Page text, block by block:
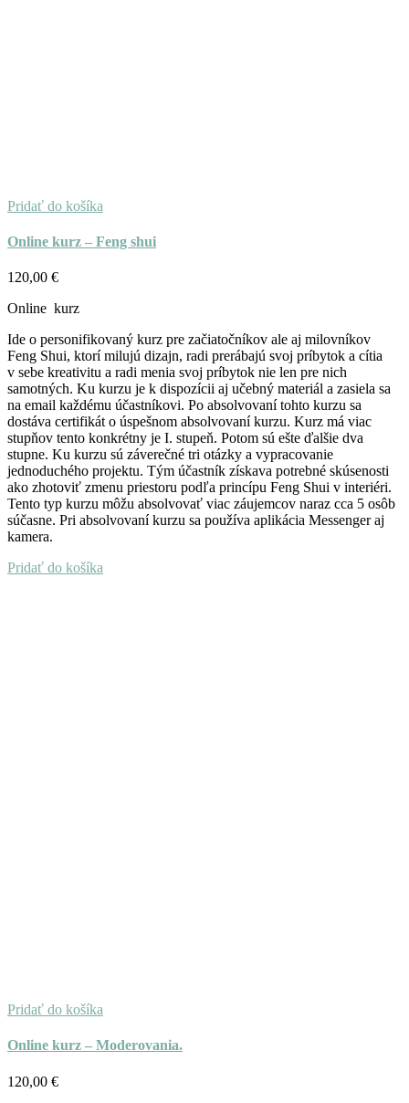
Pridať do košíka
Online kurz – Feng shui
120,00 €
Online kurz
Ide o personifikovaný kurz pre začiatočníkov ale aj milovníkov
Feng Shui, ktorí milujú dizajn, radi prerábajú svoj príbytok a cítia
v sebe kreativitu a radi menia svoj príbytok nie len pre nich
samotných. Ku kurzu je k dispozícii aj učebný materiál a zasiela sa
na email každému účastníkovi. Po absolvovaní tohto kurzu sa
dostáva certifikát o úspešnom absolvovaní kurzu. Kurz má viac
stupňov tento konkrétny je I. stupeň. Potom sú ešte ďalšie dva
stupne. Ku kurzu sú záverečné tri otázky a vypracovanie
jednoduchého projektu. Tým účastník získava potrebné skúsenosti
ako zhotoviť zmenu priestoru podľa princípu Feng Shui v interiéri.
Tento typ kurzu môžu absolvovať viac záujemcov naraz cca 5 osôb
súčasne. Pri absolvovaní kurzu sa používa aplikácia Messenger aj
kamera.
Pridať do košíka
Pridať do košíka
Online kurz – Moderovania.
120,00 €